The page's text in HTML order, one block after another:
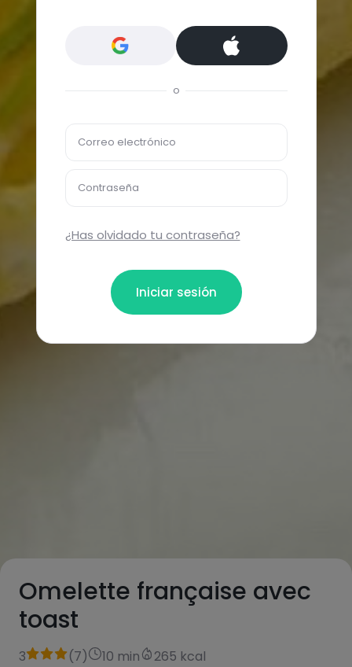
Omelette française avec
toast
3 (7) 10 min 265 kcal
o
Correo electrónico
Contraseña
¿Has olvidado tu contraseña?
Iniciar sesión